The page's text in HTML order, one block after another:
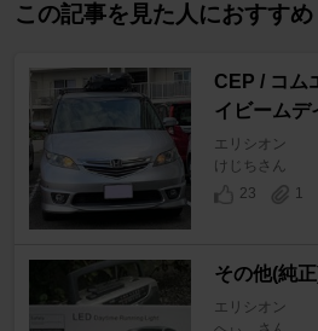
この記事を見た人におすすめ
CEP / コム
イビームデ
エリシオン
けじちさん
23
1
その他(純
エリシオン